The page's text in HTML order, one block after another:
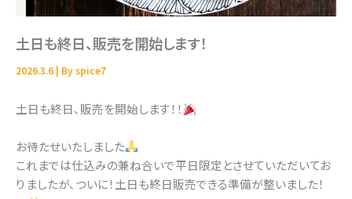
土日も終日、販売を開始します！
2026.3.6 | Byspice7
土日も終日、販売を開始します！！
お待たせいたしました
これまでは仕込みの兼ね合いで平日限定とさせていただいてお
りましたが、ついに！土日も終日販売できる準備が整いました！